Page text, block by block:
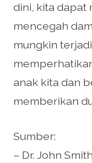
dini, kita dapat
mencegah
mungkin
anak kita dan
memberikan
Sumber:
– Dr. John